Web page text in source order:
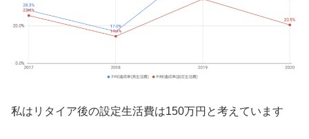
私はリタイア後の設定生活費は150万円と考えています